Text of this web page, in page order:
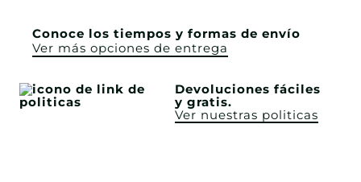
Conoce los tiempos y formas de envío
Ver más opciones de entrega
Devoluciones fáciles
y gratis.
Ver nuestras politicas